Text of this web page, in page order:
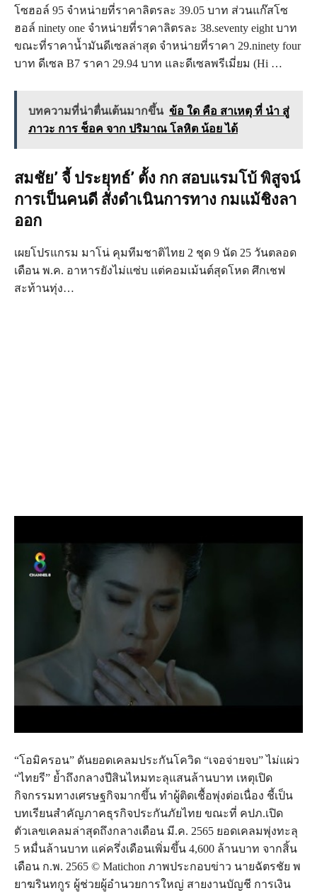
โซฮอล์ 95 จำหน่ายที่ราคาลิตรละ 39.05 บาท ส่วนแก๊สโซ
ฮอล์ ninety one จำหน่ายที่ราคาลิตรละ 38.seventy eight บาท
ขณะที่ราคาน้ำมันดีเซลล่าสุด จำหน่ายที่ราคา 29.ninety four
บาท ดีเซล B7 ราคา 29.94 บาท และดีเซลพรีเมี่ยม (Hi …
บทความที่น่าตื่นเต้นมากขึ้น ข้อ ใด คือ สาเหตุ ที่ นำ สู่
ภาวะ การ ช็อค จาก ปริมาณ โลหิต น้อย ได้
สมชัย’ จี้ ประยุทธ์’ ตั้ง กก สอบแรมโบ้ พิสูจน์
การเป็นคนดี สั่งดำเนินการทาง กมแม้ชิงลา
ออก
เผยโปรแกรม มาโน่ คุมทีมชาติไทย 2 ชุด 9 นัด 25 วันตลอด
เดือน พ.ค. อาหารยังไม่แซ่บ แต่คอมเม้นต์สุดโหด ศึกเชฟ
สะท้านทุ่ง…
“โอมิครอน” ดันยอดเคลมประกันโควิด “เจอจ่ายจบ” ไม่แผ่ว
“ไทยรี” ย้ำถึงกลางปีสินไหมทะลุแสนล้านบาท เหตุเปิด
กิจกรรมทางเศรษฐกิจมากขึ้น ทำผู้ติดเชื้อพุ่งต่อเนื่อง ชี้เป็น
บทเรียนสำคัญภาคธุรกิจประกันภัยไทย ขณะที่ คปภ.เปิด
ตัวเลขเคลมล่าสุดถึงกลางเดือน มี.ค. 2565 ยอดเคลมพุ่งทะลุ
5 หมื่นล้านบาท แค่ครึ่งเดือนเพิ่มขึ้น 4,600 ล้านบาท จากสิ้น
เดือน ก.พ. 2565 © Matichon ภาพประกอบข่าว นายฉัตรชัย พ
ยาฆรินทกูร ผู้ช่วยผู้อำนวยการใหญ่ สายงานบัญชี การเงิน